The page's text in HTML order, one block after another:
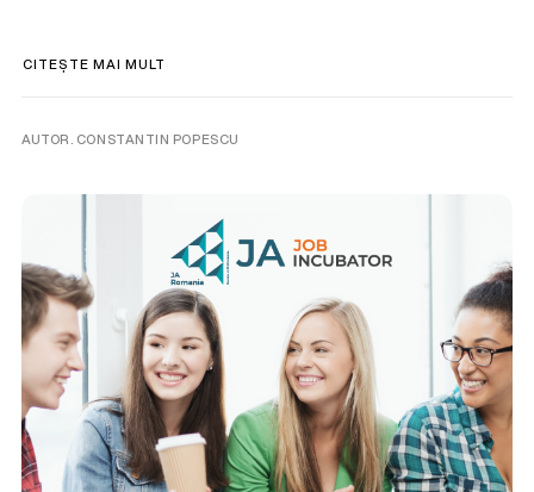
CITEȘTE MAI MULT
AUTOR. CONSTANTIN POPESCU